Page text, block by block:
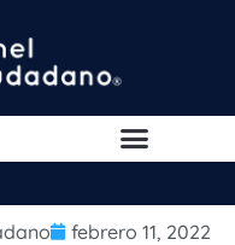
febrero 11, 2022